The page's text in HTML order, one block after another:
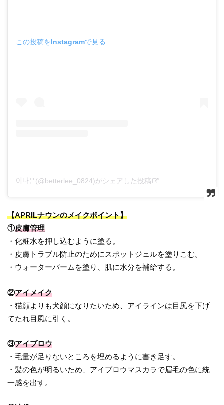
この投稿をInstagramで見る
이나은(@betterlee_0824)がシェアした投稿
【APRILナウンのメイクポイント】
①皮膚管理
・化粧水を押し込むように塗る。
・皮膚トラブル防止のためにスポットジェルを塗りこむ。
・ウォーターバームを塗り、肌に水分を補給する。
②アイメイク
・猫顔よりも犬顔になりたいため、アイラインは目尻を下げ
てたれ目風に引く。
③アイブロウ
・毛量が足りないところを埋めるように書き足す。
・髪の色が明るいため、アイブロウマスカラで眉毛の色に統
一感を出す。